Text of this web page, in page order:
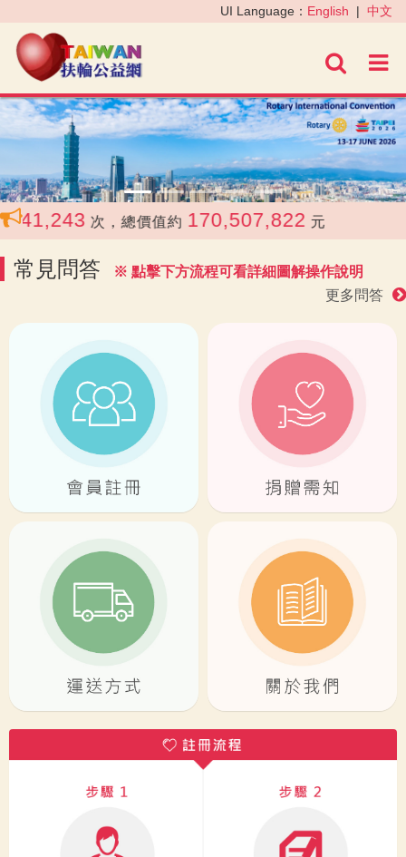
進階
UI Language： English | 中文
‹ ›
41,243 次，總價值約 170,507,822 元
常見問答
※ 點擊下方流程可看詳細圖解操作說明
更多問答